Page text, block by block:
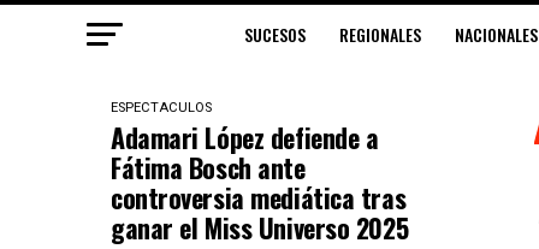
SUCESOS REGIONALES NACIONALES
ESPECTACULOS
Adamari López defiende a
Fátima Bosch ante
controversia mediática tras
ganar el Miss Universo 2025